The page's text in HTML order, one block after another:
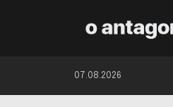
07.08.2026